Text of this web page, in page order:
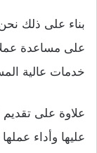
بناء على ذلك
على مساعدة
خدمات عالية
علاوة على
عليها وأداء